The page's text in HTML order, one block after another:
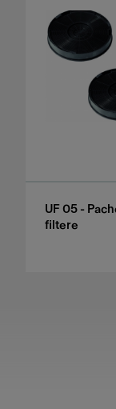
UF 05 -
filtere